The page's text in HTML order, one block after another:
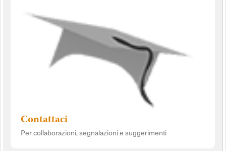
Contattaci
Per collaborazioni, segnalazioni e suggerimenti